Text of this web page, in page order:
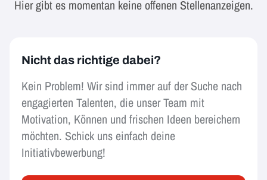
Hier gibt es momentan keine offenen Stellenanzeigen.
Nicht das richtige dabei?
Kein Problem! Wir sind immer auf der Suche nach
engagierten Talenten, die unser Team mit
Motivation, Können und frischen Ideen bereichern
möchten. Schick uns einfach deine
Initiativbewerbung!